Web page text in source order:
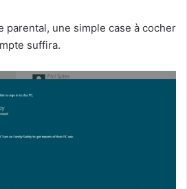
parental, une simple case à cocher
suffira.